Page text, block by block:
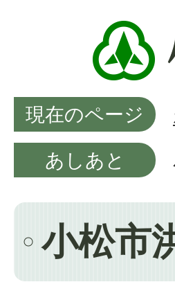
現在のページ
あしあと
小松市